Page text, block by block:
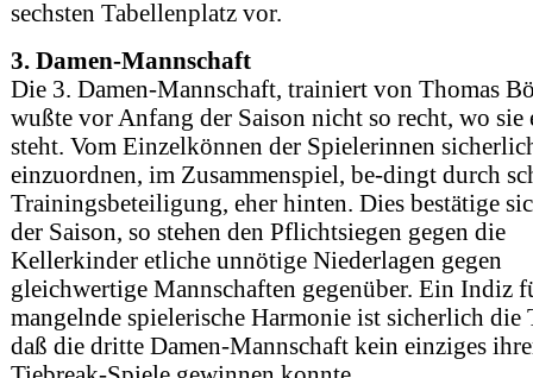
sechsten Tabellenplatz vor.
3. Damen-Mannschaft
Die 3. Damen-Mannschaft, trainiert von Thomas
wußte vor Anfang der Saison nicht so recht, wo sie
steht. Vom Einzelkönnen der Spielerinnen
einzuordnen, im Zusammenspiel, be-dingt durch
Trainingsbeteiligung, eher hinten. Dies bestätige
der Saison, so stehen den Pflichtsiegen gegen die
Kellerkinder etliche unnötige Niederlagen gegen
gleichwertige Mannschaften gegenüber. Ein Indiz
mangelnde spielerische Harmonie ist sicherlich die
daß die dritte Damen-Mannschaft kein einziges